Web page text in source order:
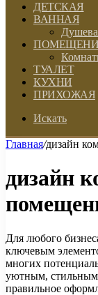
ДЕТСКАЯ
ВАННАЯ
ТУАЛЕТ
КУХНИ
ПРИХОЖАЯ
Искать
Главная/дизайн
дизайн
Для любого
ключевым
многих
уютным,
правильное